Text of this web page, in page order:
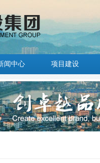
闻中心 项目建设